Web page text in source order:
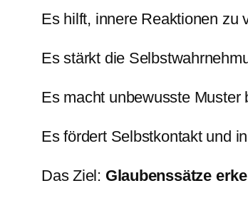
Es hilft, innere Reaktionen zu
Es stärkt die
Es macht unbewusste Muster
Es fördert Selbstkontakt und
Das Ziel: Glaubenssätze